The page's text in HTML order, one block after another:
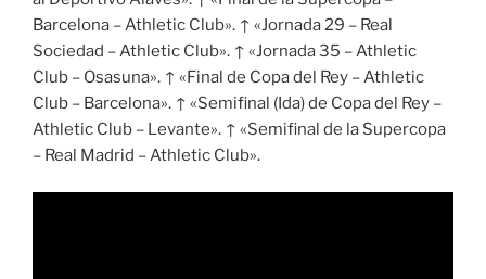
Barcelona – Athletic Club». ↑ «Jornada 29 – Real
Sociedad – Athletic Club». ↑ «Jornada 35 – Athletic
Club – Osasuna». ↑ «Final de Copa del Rey – Athletic
Club – Barcelona». ↑ «Semifinal (Ida) de Copa del Rey –
Athletic Club – Levante». ↑ «Semifinal de la Supercopa
– Real Madrid – Athletic Club».